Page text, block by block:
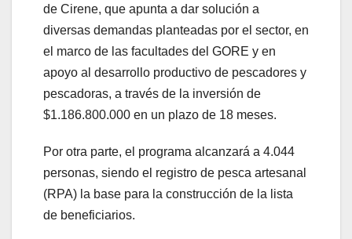
de Cirene, que apunta a dar solución a
diversas demandas planteadas por el sector, en
el marco de las facultades del GORE y en
apoyo al desarrollo productivo de pescadores y
pescadoras, a través de la inversión de
$1.186.800.000 en un plazo de 18 meses.
Por otra parte, el programa alcanzará a 4.044
personas, siendo el registro de pesca artesanal
(RPA) la base para la construcción de la lista
de beneficiarios.